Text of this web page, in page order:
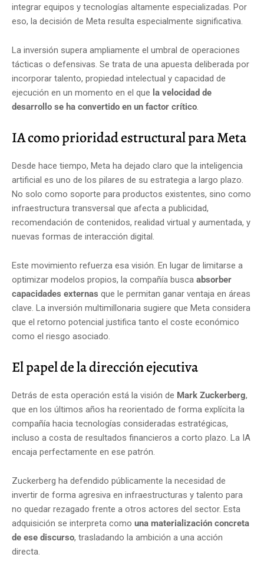
integrar equipos y tecnologías altamente especializadas. Por
eso, la decisión de Meta resulta especialmente significativa.
La inversión supera ampliamente el umbral de operaciones
tácticas o defensivas. Se trata de una apuesta deliberada por
incorporar talento, propiedad intelectual y capacidad de
ejecución en un momento en el que la velocidad de
desarrollo se ha convertido en un factor crítico.
IA como prioridad estructural para Meta
Desde hace tiempo, Meta ha dejado claro que la inteligencia
artificial es uno de los pilares de su estrategia a largo plazo.
No solo como soporte para productos existentes, sino como
infraestructura transversal que afecta a publicidad,
recomendación de contenidos, realidad virtual y aumentada, y
nuevas formas de interacción digital.
Este movimiento refuerza esa visión. En lugar de limitarse a
optimizar modelos propios, la compañía busca absorber
capacidades externas que le permitan ganar ventaja en áreas
clave. La inversión multimillonaria sugiere que Meta considera
que el retorno potencial justifica tanto el coste económico
como el riesgo asociado.
El papel de la dirección ejecutiva
Detrás de esta operación está la visión de Mark Zuckerberg,
que en los últimos años ha reorientado de forma explícita la
compañía hacia tecnologías consideradas estratégicas,
incluso a costa de resultados financieros a corto plazo. La IA
encaja perfectamente en ese patrón.
Zuckerberg ha defendido públicamente la necesidad de
invertir de forma agresiva en infraestructuras y talento para
no quedar rezagado frente a otros actores del sector. Esta
adquisición se interpreta como una materialización concreta
de ese discurso, trasladando la ambición a una acción
directa.